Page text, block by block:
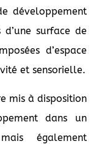
développement
surface de
d’espace
et sensorielle.
mis à disposition
dans un
également